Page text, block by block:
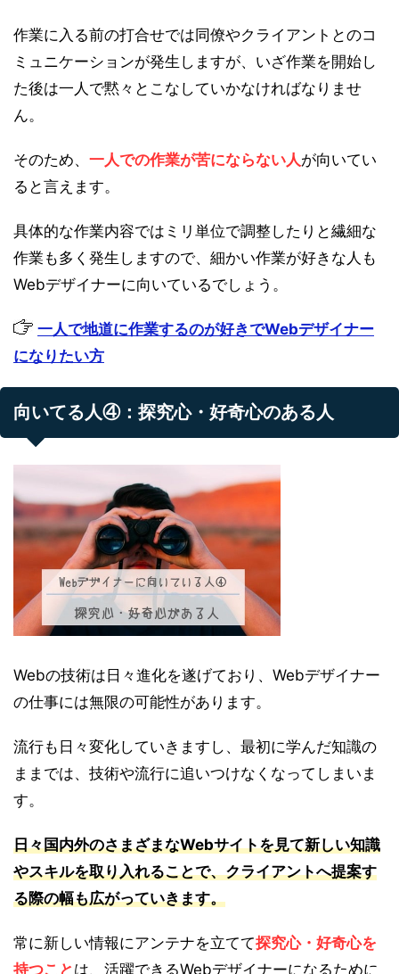
作業に入る前の打合せでは同僚やクライアントとのコ
ミュニケーションが発生しますが、いざ作業を開始し
た後は一人で黙々とこなしていかなければなりませ
ん。
そのため、 一人での作業が苦にならない人が向いてい
ると言えます。
具体的な作業内容ではミリ単位で調整したりと繊細な
作業も多く発生しますので、細かい作業が好きな人も
Webデザイナーに向いているでしょう。
一人で地道に作業するのが好きでWebデザイナー
になりたい方
向いてる人④：探究心・好奇心のある人
Webの技術は日々進化を遂げており、Webデザイナー
の仕事には無限の可能性があります。
流行も日々変化していきますし、最初に学んだ知識の
ままでは、技術や流行に追いつけなくなってしまいま
す。
日々国内外のさまざまなWebサイトを見て新しい知識
やスキルを取り入れることで、クライアントへ提案す
る際の幅も広がっていきます。
常に新しい情報にアンテナを立てて探究心・好奇心を
持つこと は、活躍できるWebデザイナーになるために